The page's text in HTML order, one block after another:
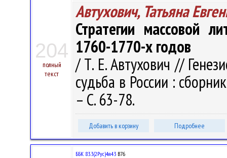
204
полный
текст
Автухович, Татьяна
Стратегии массовой
1760-1770-х годов
/ Т. Е. Автухович //
судьба в России :
– С. 63-78.
Добавить в корзину Подробнее
ББК 83.3(2Рус)4я43 В76